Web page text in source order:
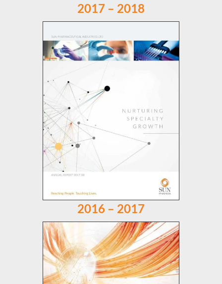
2017 – 2018
2016 – 2017